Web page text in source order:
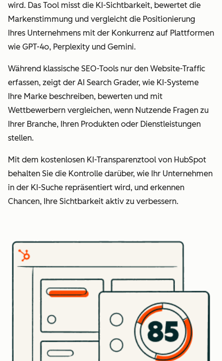
wird. Das Tool misst die KI-Sichtbarkeit, bewertet die
Markenstimmung und vergleicht die Positionierung
Ihres Unternehmens mit der Konkurrenz auf Plattformen
wie GPT-4o, Perplexity und Gemini.
Während klassische SEO-Tools nur den Website-Traffic
erfassen, zeigt der AI Search Grader, wie KI-Systeme
Ihre Marke beschreiben, bewerten und mit
Wettbewerbern vergleichen, wenn Nutzende Fragen zu
Ihrer Branche, Ihren Produkten oder Dienstleistungen
stellen.
Mit dem kostenlosen KI-Transparenztool von HubSpot
behalten Sie die Kontrolle darüber, wie Ihr Unternehmen
in der KI-Suche repräsentiert wird, und erkennen
Chancen, Ihre Sichtbarkeit aktiv zu verbessern.